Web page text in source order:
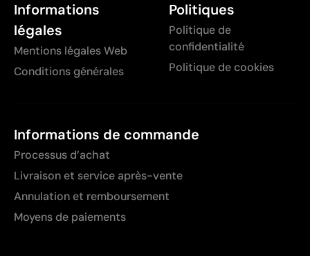
Informations
légales
Mentions légales Web
Conditions générales
Politiques
Politique de
confidentialité
Politique de cookies
Informations de commande
Processus d’achat
Livraison et service après-vente
Annulation et remboursement
Moyens de paiements